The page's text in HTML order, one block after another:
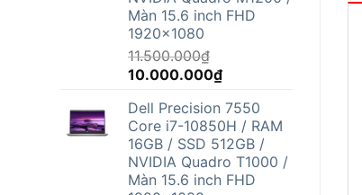
Màn 15.6 inch FHD
1920x1080
11.500.000₫
Giá
là:
11.500.000₫.
10.000.000₫Giá
tại
là:
10.000.000₫.
Dell Precision 7550
Core i7-10850H / RAM
16GB / SSD 512GB /
NVIDIA Quadro T1000 /
Màn 15.6 inch FHD